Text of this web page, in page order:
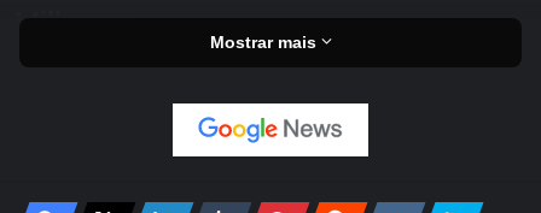
Milkman
rápido do oeste?
Mostrar mais